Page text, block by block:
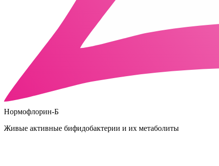
Нормофлорин-Б
Живые активные бифидобактерии и их метаболиты